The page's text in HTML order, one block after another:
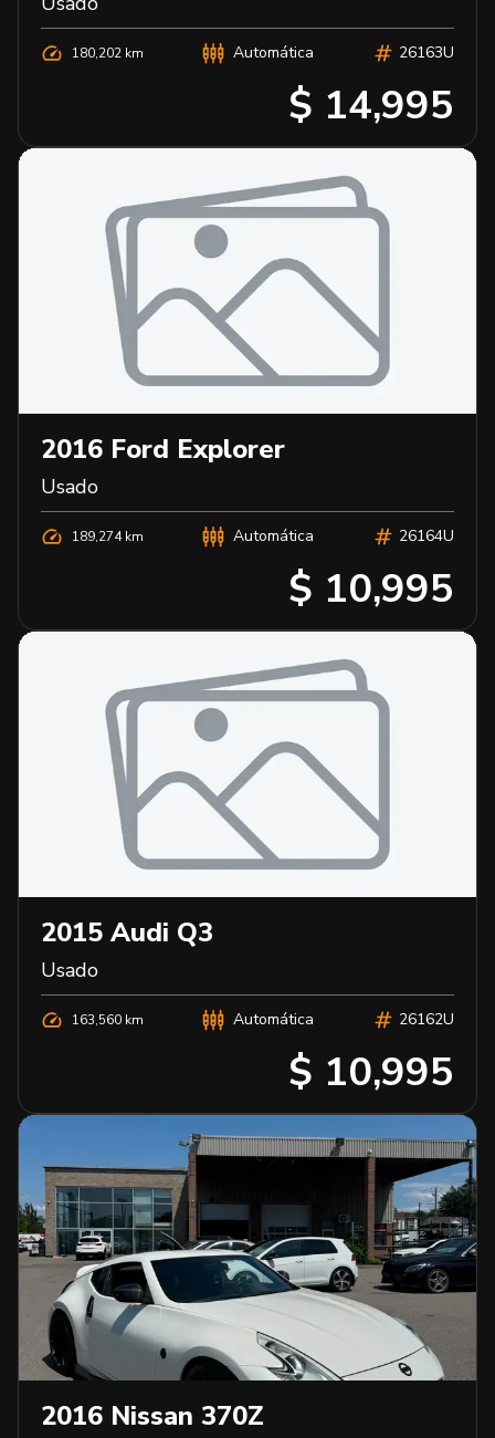
180,202 km Automática 26163U
$ 14,995
2016 Ford Explorer
Usado
189,274 km Automática 26164U
$ 10,995
2015 Audi Q3
Usado
163,560 km Automática 26162U
$ 10,995
2016 Nissan 370Z